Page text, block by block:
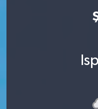
Son Dakika